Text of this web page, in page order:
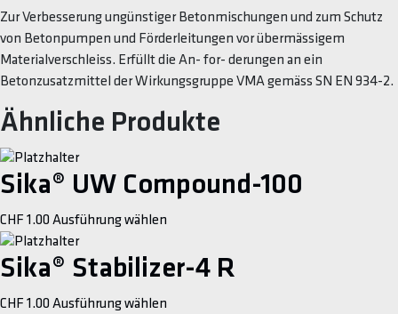
Zur Verbesserung ungünstiger Betonmischungen und zum Schutz
von Betonpumpen und Förderleitungen vor übermässigem
Materialverschleiss. Erfüllt die An- for- derungen an ein
Betonzusatzmittel der Wirkungsgruppe VMA gemäss SN EN 934-2.
Ähnliche Produkte
Sika® UW Compound-100
CHF 1.00 Ausführung wählen
has
Sika® Stabilizer-4 R
CHF 1.00 Ausführung wählen